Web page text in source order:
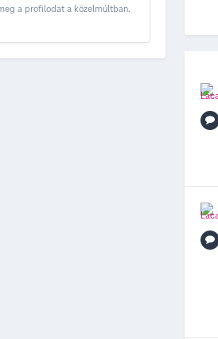
a profilodat a közelmúltban.